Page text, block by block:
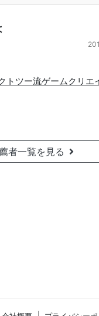
トツー流ゲームクリエ
者一覧を見る